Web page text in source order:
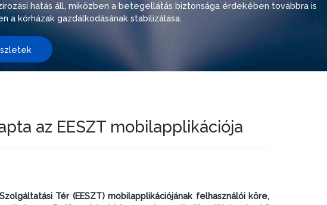
hatás áll, miközben a betegellátás biztonsága érdekében továbbra is
a kórházak gazdálkodásának stabilizálása.
az EESZT mobilapplikációja
Tér (EESZT) mobilapplikációjának felhasználói köre,